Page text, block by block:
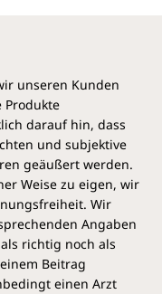
unseren Kunden
Produkte
darauf hin, dass
und subjektive
geäußert werden.
Weise zu eigen, wir
Wir
Angaben
richtig noch als
Beitrag
einen Arzt